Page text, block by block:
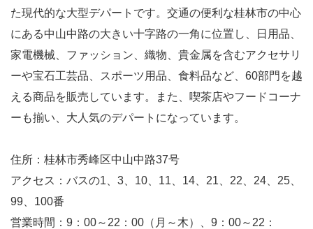
た現代的な大型デパートです。交通の便利な桂林市の中心
にある中山中路の大きい十字路の一角に位置し、日用品、
家電機械、ファッション、織物、貴金属を含むアクセサリ
ーや宝石工芸品、スポーツ用品、食料品など、60部門を越
える商品を販売しています。また、喫茶店やフードコーナ
ーも揃い、大人気のデパートになっています。
住所：桂林市秀峰区中山中路37号
アクセス：バスの1、3、10、11、14、21、22、24、25、
99、100番
営業時間：9：00～22：00（月～木）、9：00～22：